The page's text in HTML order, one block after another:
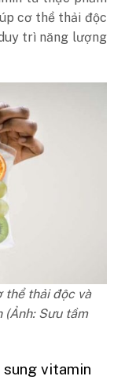
cơ thể thải độc
trì năng lượng
thể thải độc và
(Ảnh: Sưu tầm
vitamin